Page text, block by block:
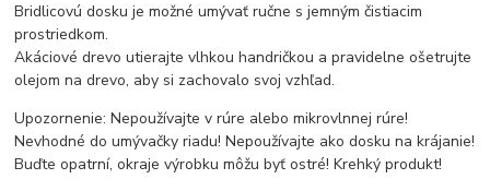
Bridlicovú dosku je možné umývať ručne s jemným čistiacim
prostriedkom.
Akáciové drevo utierajte vlhkou handričkou a pravidelne ošetrujte
olejom na drevo, aby si zachovalo svoj vzhľad.
Upozornenie: Nepoužívajte v rúre alebo mikrovlnnej rúre!
Nevhodné do umývačky riadu! Nepoužívajte ako dosku na krájanie!
Buďte opatrní, okraje výrobku môžu byť ostré! Krehký produkt!